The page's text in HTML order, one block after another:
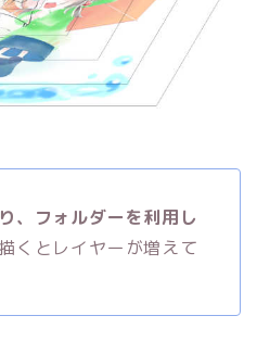
、フォルダーを利用し
くとレイヤーが増えて